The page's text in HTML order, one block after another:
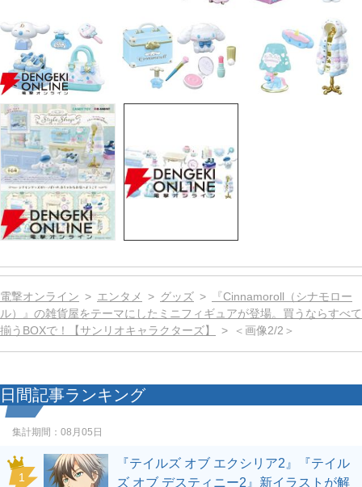
電撃オンライン エンタメ グッズ
『Cinnamoroll（シナモロー
ル）』の雑貨屋をテーマにしたミニフィギュアが登場。買うならすべて
揃うBOXで！【サンリオキャラクターズ】
＜画像2/2＞
日間記事ランキング
集計期間： 08月05日
1
『テイルズ オブ エクシリア2』『テイル
ズ オブ デスティニー2』新イラストが解